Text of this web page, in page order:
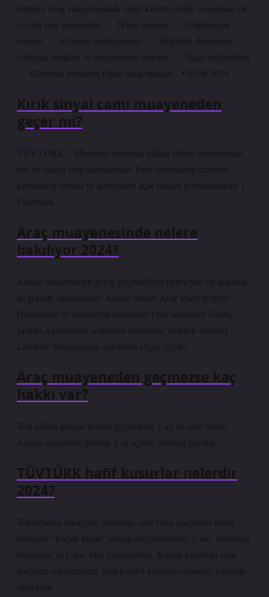
tanıtımı Araç muayenesinde neler kontrol edilir sorusunun ilk
cevabı araç tanıtımıdır. … 2Fren sistemi. … 3Direksiyon
sistemi. … 4Görme fonksiyonları. … 5Elektrik donanımı …
6Akslar, lastikler ve süspansiyon sistemi. … 7Şasi bağlantıları
… 8Zorunlu donanım.Daha fazla makale…•20.08.2024
Kırık sinyal camı muayeneden
geçer mi?
TÜVTÜRK – Muayene sırasında dikkat edilen hususlardan
biri de aracın stop lambalarıdır. Fren lambasının camının
kırılmamış olması ve lambaların açık olması gerekmektedir. |
Facebook
Araç muayenesinde nelere
bakılıyor 2024?
Aracın muayeneden geçip geçmediğini belirleyen bu noktalar
şu şekilde sıralanabilir: Aracın tanımı Araç tescil belgesi
Direksiyon ve direksiyon sistemleri Fren sistemleri Görüş
şartları Aydınlatma sistemleri (lambalar, elektrik sistemi)
Lastikler Süspansiyon sistemleri Diğer öğeler…
Araç muayeneden geçmezse kaç
hakkı var?
Test edilen araçlar testten geçemezse 1 ay ek süre verilir.
Aracın arızalarını giderip 1 ay içinde gelmesi gerekir.
TÜVTÜRK hafif kusurlar nelerdir
2024?
Tekrarlanan muayene sırasında, cam filmi aşağıdaki kusur
metniyle “küçük kusur” olarak değerlendirilir: Cam: sonradan
boyanmış ve Cam: film yapıştırılmış. Küçük kusurları olan
araçların muayeneleri, başka ciddi kusurlar olmadığı takdirde
onaylanır.